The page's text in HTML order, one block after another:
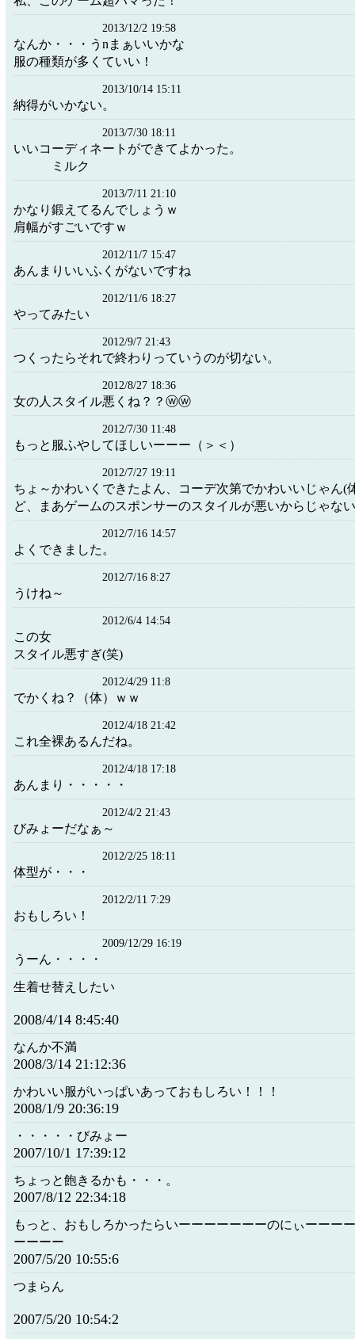
2013/12/2 19:58
なんか・・・うnまぁいいかな
服の種類が多くていい！
2013/10/14 15:11
納得がいかない。
2013/7/30 18:11
いいコーディネートができてよ
ミルク
2013/7/11 21:10
かなり鍛えてるんでしょうｗ
肩幅がすごいですｗ
2012/11/7 15:47
あんまりいいふくがないですね
2012/11/6 18:27
やってみたい
2012/9/7 21:43
つくったらそれで終わりっていうのが切ない。
2012/8/27 18:36
女の人スタイル悪くね？？ⓦⓦ
2012/7/30 11:48
もっと服ふやしてほしいーーー（＞＜）
2012/7/27 19:11
ちょ～かわいくできたよん、コーデ次第でかわいいじゃん(
ど、まあゲームのスポンサーのスタイルが悪いからじゃな
2012/7/16 14:57
よくできました。
2012/7/16 8:27
うけね～
2012/6/4 14:54
この女
スタイル悪すぎ(笑)
2012/4/29 11:8
でかくね？（体）ｗｗ
2012/4/18 21:42
これ全裸あるんだね。
2012/4/18 17:18
あんまり・・・・・
2012/4/2 21:43
びみょーだなぁ～
2012/2/25 18:11
体型が・・・
2012/2/11 7:29
おもしろい！
2009/12/29 16:19
うーん・・・・
生着せ替えしたい
2008/4/14 8:45:40
なんか不満
2008/3/14 21:12:36
かわいい服がいっぱいあっておもしろい！！！
2008/1/9 20:36:19
・・・・・びみょー
2007/10/1 17:39:12
ちょっと飽きるかも・・・。
2007/8/12 22:34:18
もっと、おもしろかったらいーーーーーーーのにぃーーー
ーーーー
2007/5/20 10:55:6
つまらん
2007/5/20 10:54:2